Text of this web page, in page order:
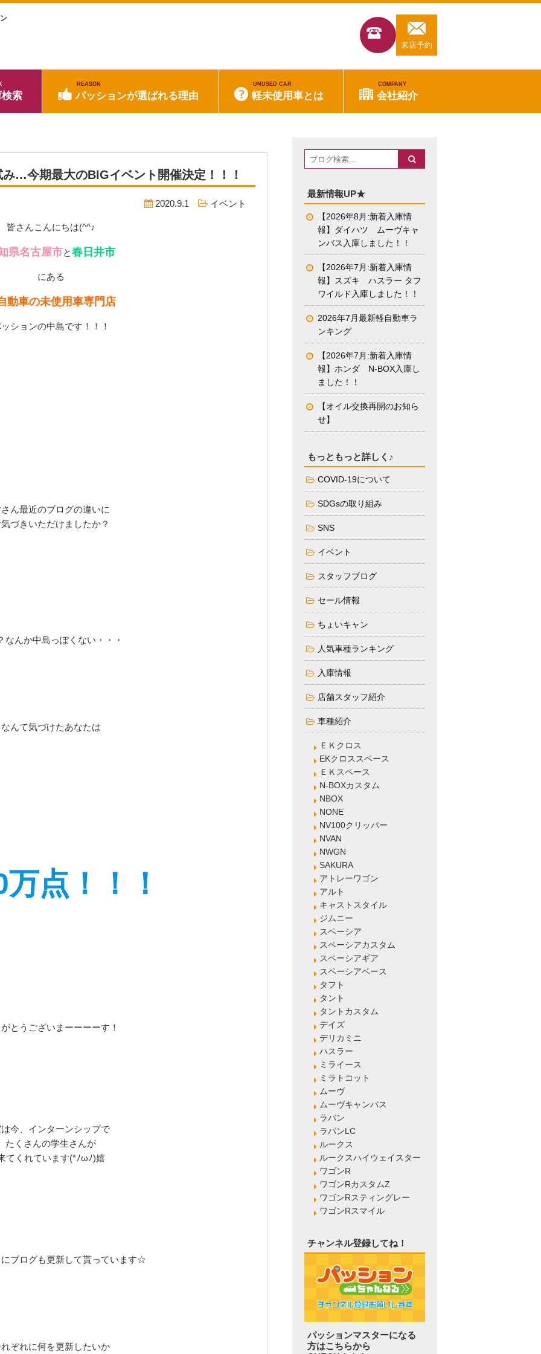
来店予約
索
REASON
パッションが選ばれる理由
UNUSED CAR
軽未使用車とは
COMPANY
会社紹介
…今期最大のBIGイベント開催決定！！！
2020.9.1 イベント
皆さんこんにちは(^^♪
県名古屋市と春日井市
にある
動車の未使用車専門店
ションの中島です！！！
ん最近のブログの違いに
づきいただけましたか？
なんか中島っぽくない・・・
なんて気づけたあなたは
点！！！
とうございまーーーーす！
今、インターンシップで
たくさんの学生さんが
てくれています(*ﾉωﾉ)嬉
ブログも更新して貰っています☆
ぞれに何を更新したいか
最新情報UP★
【2026年8月:新着入庫情
報】ダイハツ ムーヴキャ
ンバス入庫しました！！
【2026年7月:新着入庫情
報】スズキ ハスラー タフ
ワイルド入庫しました！！
2026年7月最新軽自動車ラ
ンキング
【2026年7月:新着入庫情
報】ホンダ N-BOX入庫し
ました！！
【オイル交換再開のお知ら
せ】
もっともっと詳しく♪
COVID-19について
SDGsの取り組み
SNS
イベント
スタッフブログ
セール情報
ちょいキャン
人気車種ランキング
入庫情報
店舗スタッフ紹介
車種紹介
ＥＫクロス
EKクロススペース
ＥＫスペース
N-BOXカスタム
NBOX
NONE
NV100クリッパー
NVAN
NWGN
SAKURA
アトレーワゴン
アルト
キャストスタイル
ジムニー
スペーシア
スペーシアカスタム
スペーシアギア
スペーシアベース
タフト
タント
タントカスタム
デイズ
デリカミニ
ハスラー
ミライース
ミラトコット
ムーヴ
ムーヴキャンバス
ラパン
ラパンLC
ルークス
ルークスハイウェイスター
ワゴンR
ワゴンRカスタムZ
ワゴンRスティングレー
ワゴンRスマイル
チャンネル登録してね！
パッションマスターになる
方はこちらから